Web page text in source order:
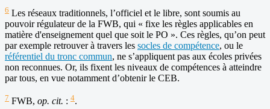
6 Les réseaux traditionnels, l’officiel et le libre, sont soumis au
pouvoir régulateur de la FWB, qui « fixe les règles applicables en
matière d'enseignement quel que soit le PO ». Ces règles, qu’on peut
par exemple retrouver à travers les socles de compétence, ou le
référentiel du tronc commun, ne s’appliquent pas aux écoles privées
non reconnues. Or, ils fixent les niveaux de compétences à atteindre
par tous, en vue notamment d’obtenir le CEB.
7 FWB, op. cit. : 4.